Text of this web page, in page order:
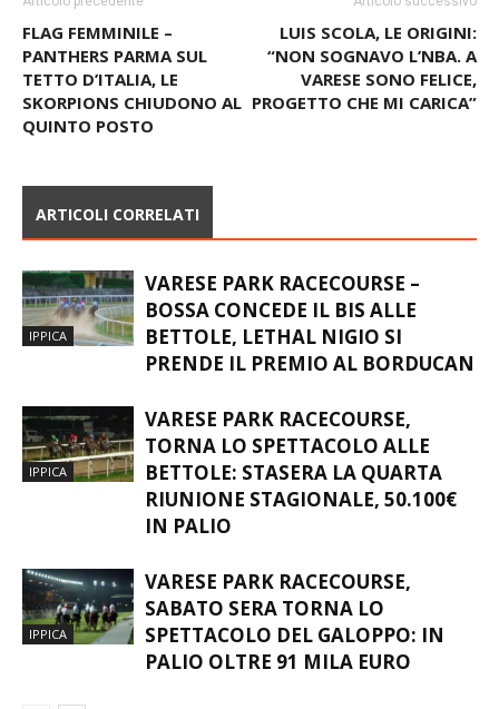
FLAG FEMMINILE –
PANTHERS PARMA SUL
TETTO D’ITALIA, LE
SKORPIONS CHIUDONO AL
QUINTO POSTO
LUIS SCOLA, LE ORIGINI:
“NON SOGNAVO L’NBA. A
VARESE SONO FELICE,
PROGETTO CHE MI CARICA”
ARTICOLI CORRELATI
IPPICA
BOSSA CONCEDE IL BIS ALLE
BETTOLE, LETHAL NIGIO SI
PRENDE IL PREMIO AL BORDUCAN
IPPICA
TORNA LO SPETTACOLO ALLE
BETTOLE: STASERA LA QUARTA
RIUNIONE STAGIONALE, 50.100€
IN PALIO
IPPICA
SABATO SERA TORNA LO
SPETTACOLO DEL GALOPPO: IN
PALIO OLTRE 91 MILA EURO